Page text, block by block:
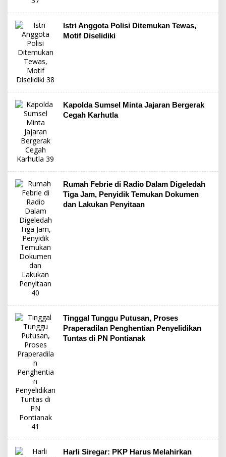
Istri Anggota Polisi Ditemukan Tewas,
Motif Diselidiki
Kapolda Sumsel Minta Jajaran Bergerak
Cegah Karhutla
Rumah Febrie di Radio Dalam Digeledah
Tiga Jam, Penyidik Temukan Dokumen
dan Lakukan Penyitaan
Tinggal Tunggu Putusan, Proses
Praperadilan Penghentian Penyelidikan
Tuntas di PN Pontianak
Harli Siregar: PKP Harus Melahirkan